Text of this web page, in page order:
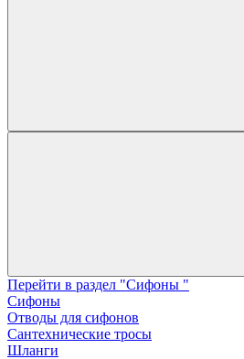
Перейти в раздел "Сифоны "
Сифоны
Отводы для сифонов
Сантехнические тросы
Шланги